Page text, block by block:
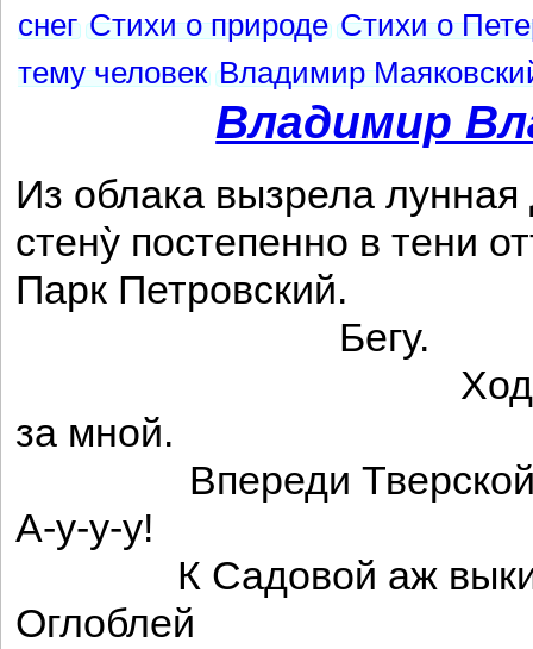
снег Стихи о природе Стихи о
тему человек Владимир
Владимир
Из облака вызрела
стену̀ постепенно в тени
Парк Петровский.
Бегу.
за мной.
Впереди Тверской
А-у-у-у!
К Садовой аж
Оглоблей